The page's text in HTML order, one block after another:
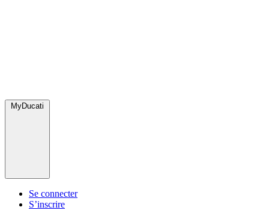
MyDucati
Se connecter
S’inscrire